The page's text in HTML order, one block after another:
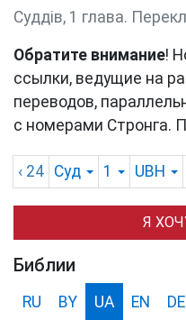
Суддів, 1 глава.
Обратите внимание!
ссылки, ведущие на
переводов,
с номерами Стронга.
‹ 24 Суд 1 UBH
Я
Библии
RU BY UA EN DE